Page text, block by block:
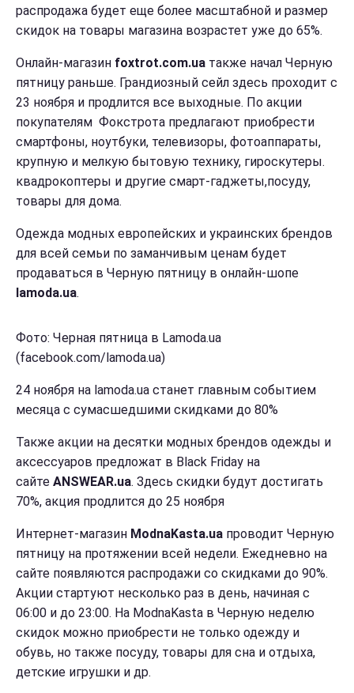
распродажа будет еще более масштабной и размер
скидок на товары магазина возрастет уже до 65%.
Онлайн-магазин foxtrot.com.ua также начал Черную
пятницу раньше. Грандиозный сейл здесь проходит с
23 ноября и продлится все выходные. По акции
покупателям Фокстрота предлагают приобрести
смартфоны, ноутбуки, телевизоры, фотоаппараты,
крупную и мелкую бытовую технику, гироскутеры.
квадрокоптеры и другие смарт-гаджеты,посуду,
товары для дома.
Одежда модных европейских и украинских брендов
для всей семьи по заманчивым ценам будет
продаваться в Черную пятницу в онлайн-шопе
lamoda.ua.
Фото: Черная пятница в Lamoda.ua
(facebook.com/lamoda.ua)
24 ноября на lamoda.ua станет главным событием
месяца с сумасшедшими скидками до 80%
Также акции на десятки модных брендов одежды и
аксессуаров предложат в Black Friday на
сайте ANSWEAR.ua. Здесь скидки будут достигать
70%, акция продлится до 25 ноября
Интернет-магазин ModnaKasta.ua проводит Черную
пятницу на протяжении всей недели. Ежедневно на
сайте появляются распродажи со скидками до 90%.
Акции стартуют несколько раз в день, начиная с
06:00 и до 23:00. На ModnaKasta в Черную неделю
скидок можно приобрести не только одежду и
обувь, но также посуду, товары для сна и отдыха,
детские игрушки и др.